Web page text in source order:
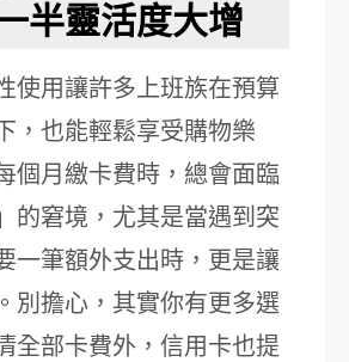
半靈活度大增
使用讓許多上班族在預算
，也能輕鬆享受購物樂
個月繳卡費時，總會面臨
的窘境，尤其是當遇到突
一筆額外支出時，更是讓
別擔心，其實你有更多選
全部卡費外，信用卡也提